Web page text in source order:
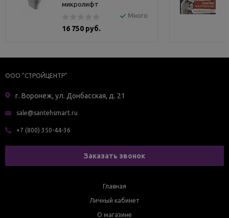
микролифт
Много
16 750 руб.
ООО "СТРОЙЦЕНТР"
г. Воронеж, ул. Донбасская, д. 21
sale@santehsmart.ru
+7 (800) 350-44-36
Заказать звонок
Главная
Личный кабинет
О магазине